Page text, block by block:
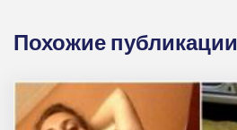
Похожие публикации